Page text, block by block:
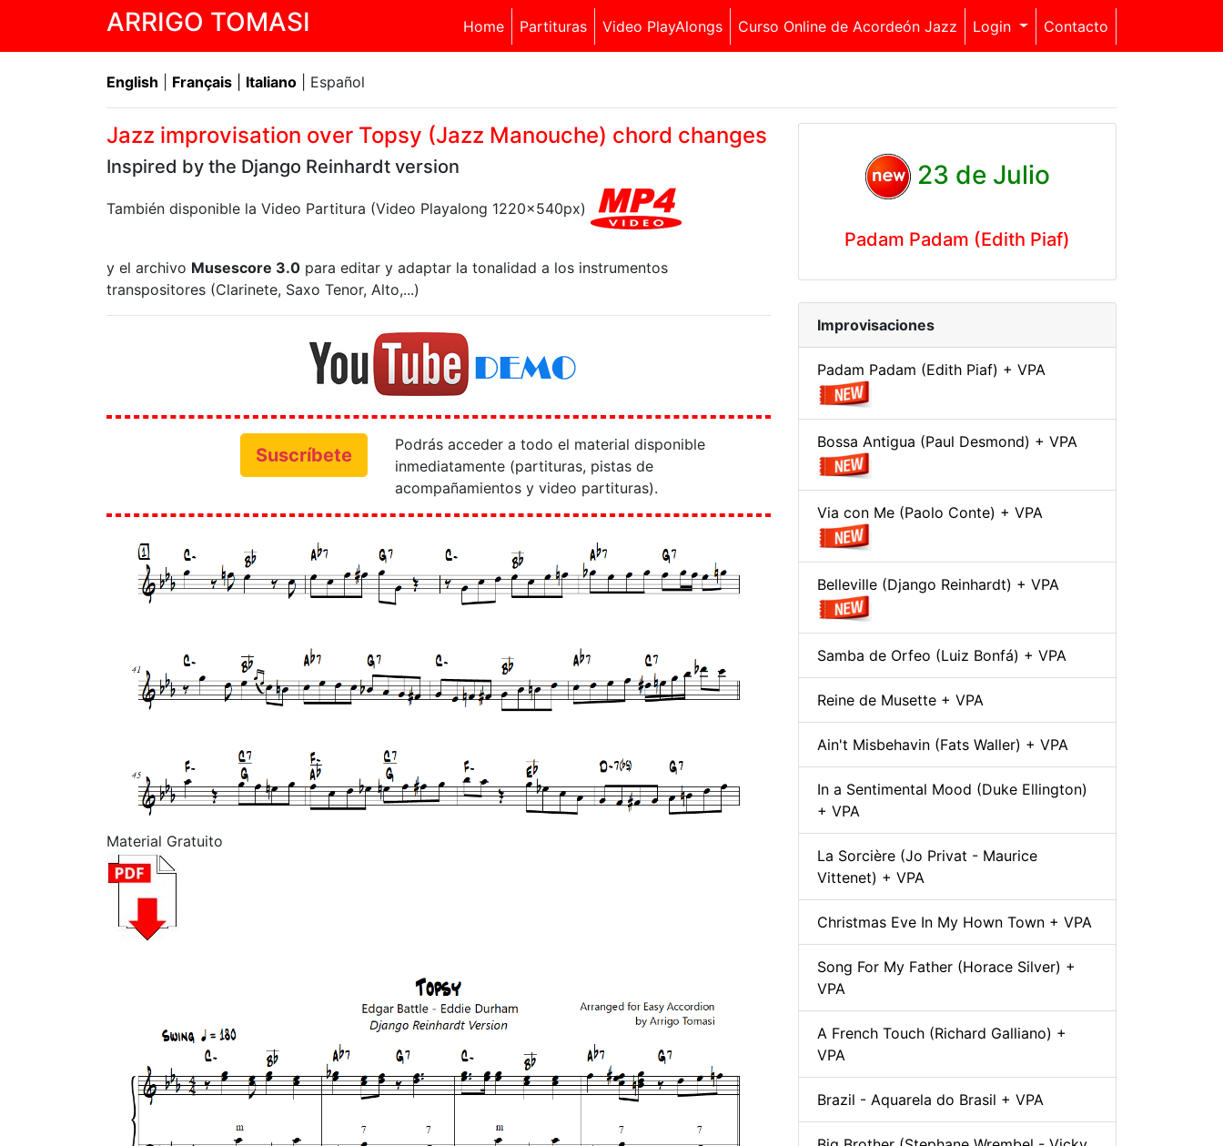
ARRIGO TOMASI Home Partituras Video PlayAlongs Curso Online de Acordeón Jazz Login Contacto
English Français Italiano | Español
Jazz improvisation over Topsy (Jazz Manouche) chord changes
Inspired by the Django Reinhardt version
También disponible la Video Partitura (Video Playalong 1220x540px)
y el archivo Musescore 3.0 para editar y adaptar la tonalidad a los instrumentos
transpositores (Clarinete, Saxo Tenor, Alto,...)
Suscríbete
Podrás acceder a todo el material disponible
inmediatamente (partituras, pistas de
acompañamientos y video partituras).
Material Gratuito
23 de Julio
Padam Padam (Edith Piaf)
Improvisaciones
Padam Padam (Edith Piaf) + VPA
Bossa Antigua (Paul Desmond) + VPA
Via con Me (Paolo Conte) + VPA
Belleville (Django Reinhardt) + VPA
Samba de Orfeo (Luiz Bonfá) + VPA
Reine de Musette + VPA
Ain't Misbehavin (Fats Waller) + VPA
In a Sentimental Mood (Duke Ellington)
+ VPA
La Sorcière (Jo Privat - Maurice
Vittenet) + VPA
Christmas Eve In My Hown Town + VPA
Song For My Father (Horace Silver) +
VPA
A French Touch (Richard Galliano) +
VPA
Brazil - Aquarela do Brasil + VPA